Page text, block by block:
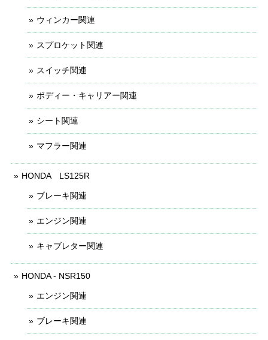
ウィンカー関連
スプロケット関連
スイッチ関連
ボディー・キャリアー関連
シート関連
マフラー関連
HONDA LS125R
ブレーキ関連
エンジン関連
キャブレター関連
HONDA - NSR150
エンジン関連
ブレーキ関連